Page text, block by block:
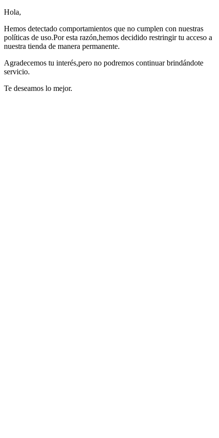
Hola,
Hemos detectado comportamientos que no cumplen con nuestras
políticas de uso.Por esta razón,hemos decidido restringir tu acceso a
nuestra tienda de manera permanente.
Agradecemos tu interés,pero no podremos continuar brindándote
servicio.
Te deseamos lo mejor.